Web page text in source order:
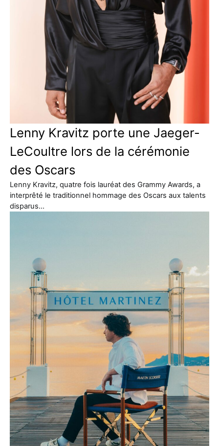
Lenny Kravitz porte une Jaeger-
LeCoultre lors de la cérémonie
des Oscars
Lenny Kravitz, quatre fois lauréat des Grammy Awards, a
interprêté le traditionnel hommage des Oscars aux talents
disparus…